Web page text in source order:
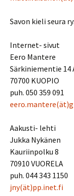
Savon kieli seura
Internet- sivut
Eero Mantere
Särkiniementie 14
70700 KUOPIO
puh. 050 359 091
Aakusti- lehti
Jukka Nykänen
Kauriinpolku 8
70910 VUORELA
puh. 044 343 1150
jny(ät)pp.inet.fi